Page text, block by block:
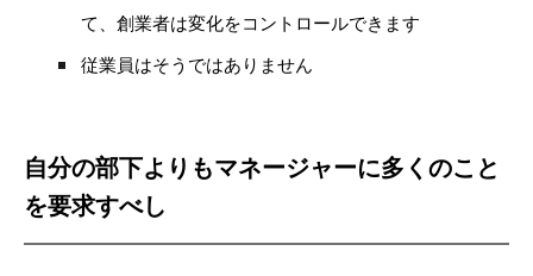
て、創業者は変化をコントロールできます
従業員はそうではありません
自分の部下よりもマネージャーに多くのこと
を要求すべし